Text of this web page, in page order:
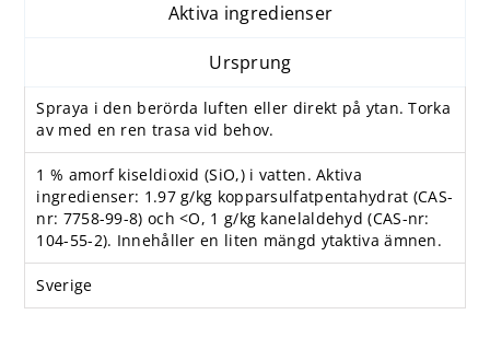
Aktiva ingredienser
Ursprung
Spraya i den berörda luften eller direkt på ytan. Torka
av med en ren trasa vid behov.
1 % amorf kiseldioxid (SiO,) i vatten. Aktiva
ingredienser: 1.97 g/kg kopparsulfatpentahydrat (CAS-
nr: 7758-99-8) och <O, 1 g/kg kanelaldehyd (CAS-nr:
104-55-2). Innehåller en liten mängd ytaktiva ämnen.
Sverige